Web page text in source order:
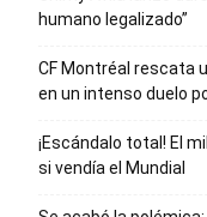
humano legalizado”
CF Montréal rescata
en un intenso duelo
¡Escándalo total! El
si vendía el Mundial